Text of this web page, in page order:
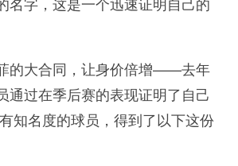
的大合同，让身价倍增——去年
通过在季后赛的表现证明了自己
知名度的球员，得到了以下这份